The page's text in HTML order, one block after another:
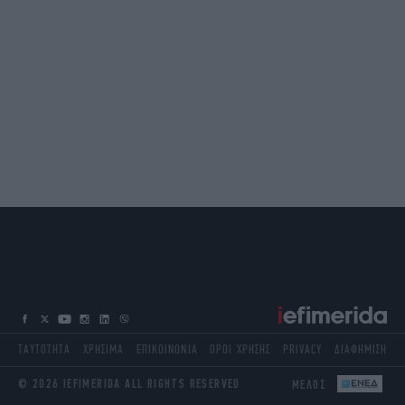
© 2026 IEFIMERIDA ALL RIGHTS RESERVED ΜΕΛΟΣ
ΤΑΥΤΟΤΗΤΑ ΧΡΗΣΙΜΑ ΕΠΙΚΟΙΝΩΝΙΑ ΟΡΟΙ ΧΡΗΣΗΣ PRIVACY ΔΙΑΦΗΜΙΣΗ